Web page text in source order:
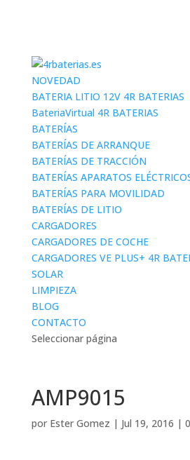
NOVEDAD
BATERIA LITIO 12V 4R BATERIAS
BateriaVirtual 4R BATERIAS
BATERÍAS
BATERÍAS DE ARRANQUE
BATERÍAS DE TRACCIÓN
BATERÍAS APARATOS
BATERÍAS PARA MOVILIDAD
BATERÍAS DE LITIO
CARGADORES
CARGADORES DE COCHE
CARGADORES VE PLUS+ 4R
SOLAR
LIMPIEZA
BLOG
CONTACTO
Seleccionar página
AMP9015
por Ester Gomez | Jul 19, 2016 |